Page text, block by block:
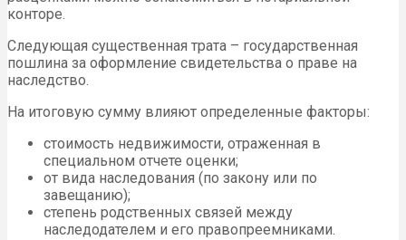
конторе.
Следующая существенная трата – государственная
пошлина за оформление свидетельства о праве на
наследство.
На итоговую сумму влияют определенные факторы:
стоимость недвижимости, отраженная в
специальном отчете оценки;
от вида наследования (по закону или по
завещанию);
степень родственных связей между
наследодателем и его правопреемниками.